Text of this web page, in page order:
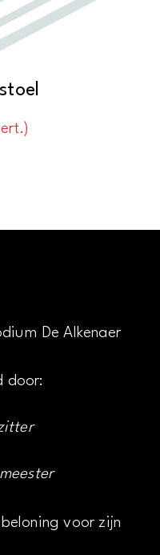
De Alkenaer
door:
voor zijn